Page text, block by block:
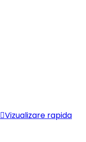
Vizualizare rapida